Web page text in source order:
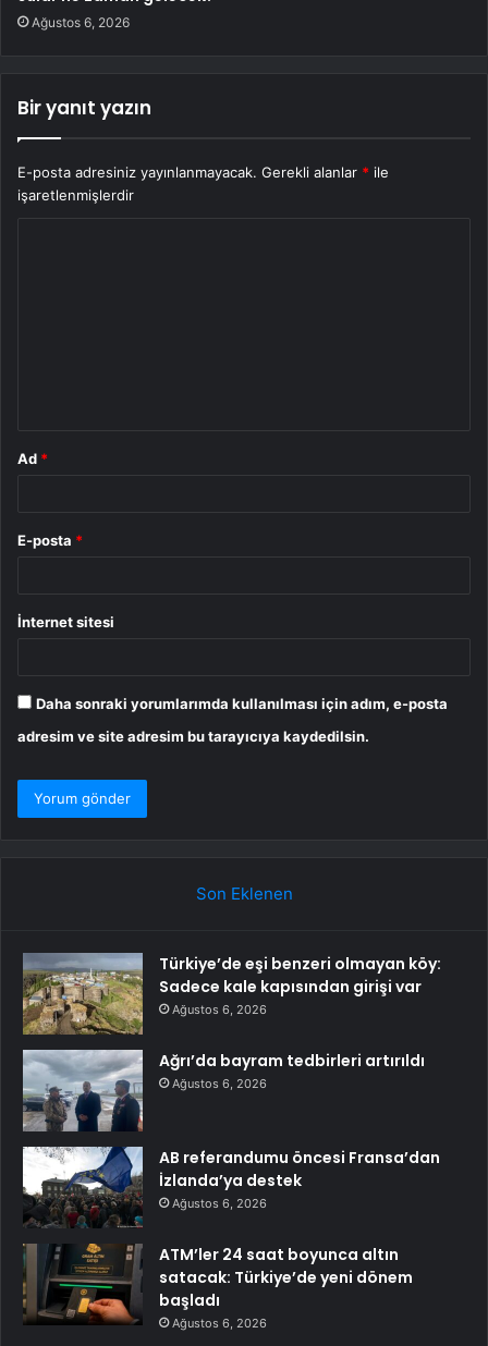
Ağustos 6, 2026
Bir yanıt yazın
E-posta adresiniz yayınlanmayacak. Gerekli alanlar * ile
işaretlenmişlerdir
Ad *
E-posta *
İnternet sitesi
Daha sonraki yorumlarımda kullanılması için adım, e-posta
adresim ve site adresim bu tarayıcıya kaydedilsin.
Son Eklenen
Türkiye’de eşi benzeri olmayan köy:
Sadece kale kapısından girişi var
Ağustos 6, 2026
Ağrı’da bayram tedbirleri artırıldı
Ağustos 6, 2026
AB referandumu öncesi Fransa’dan
İzlanda’ya destek
Ağustos 6, 2026
ATM’ler 24 saat boyunca altın
satacak: Türkiye’de yeni dönem
başladı
Ağustos 6, 2026